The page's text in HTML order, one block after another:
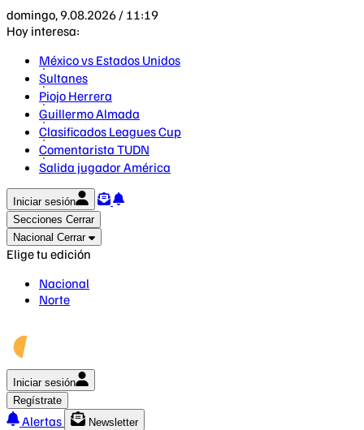
domingo, 9.08.2026 / 11:19
Hoy interesa:
México vs Estados Unidos
Sultanes
Piojo Herrera
Guillermo Almada
Clasificados Leagues Cup
Comentarista TUDN
Salida jugador América
Iniciar sesión
Secciones Cerrar
Nacional Cerrar
Elige tu edición
Nacional
Norte
Iniciar sesión
Regístrate
Alertas
Newsletter